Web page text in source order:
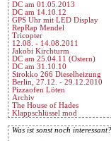
DC am 01.05.2013
DC am 14.10.12
GPS Uhr mit LED Display
RepRap Mendel
Tricopter
12.08. - 14.08.2011
Jakobi Kirchturm
DC am 25.04.11 (Ostern)
DC am 31.10.10
Sirokko 266 Dieselheizung
Berlin, 27.12. - 29.12.2010
Pizzaofen Löten
Archiv
The House of Hades
Klappschlüssel mod
Was ist sonst noch interessant?